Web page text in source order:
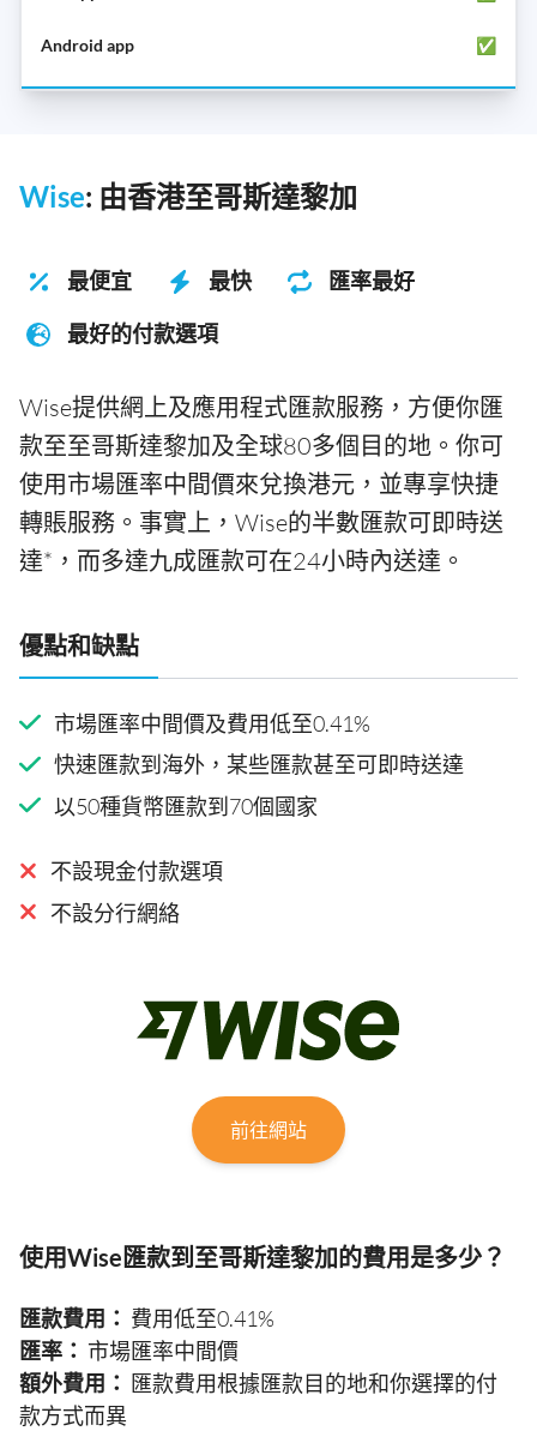
✅
Wise: 由香港至哥斯達黎加
最便宜 最快
匯率最好
最好的付款選項
Wise提供網上及應用程式匯款服務，方便你匯
款至至哥斯達黎加及全球80多個目的地。你可
使用市場匯率中間價來兌換港元，並專享快捷
轉賬服務。事實上，Wise的半數匯款可即時送
達*，而多達九成匯款可在24小時內送達。
優點和缺點
市場匯率中間價及費用低至0.41%
快速匯款到海外，某些匯款甚至可即時送達
以50種貨幣匯款到70個國家
不設現金付款選項
不設分行網絡
前往網站
使用Wise匯款到至哥斯達黎加的費用是多少？
匯款費用： 費用低至0.41%
匯率： 市場匯率中間價
額外費用： 匯款費用根據匯款目的地和你選擇的付
款方式而異